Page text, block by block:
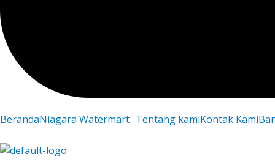
BerandaNiagara Watermart Tentang kamiKontak Kami